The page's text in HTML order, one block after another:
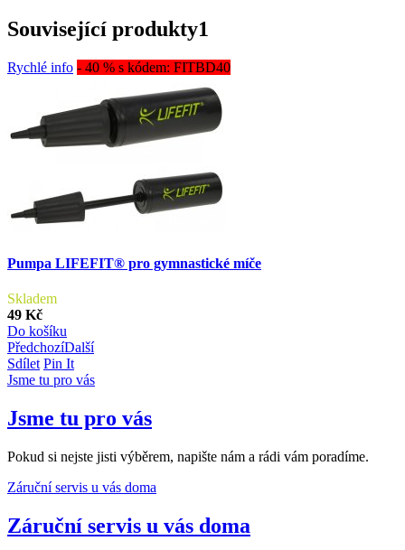
Související produkty1
Rychlé info - 40 % s kódem: FITBD40
Pumpa LIFEFIT® pro gymnastické míče
Skladem
49 Kč
Do košíku
PředchozíDalší
Sdílet Pin It
Jsme tu pro vás
Jsme tu pro vás
Pokud si nejste jisti výběrem, napište nám a rádi vám poradíme.
Záruční servis u vás doma
Záruční servis u vás doma